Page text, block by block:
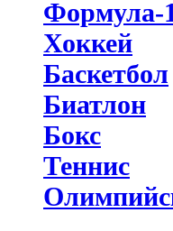
Формула-
Хоккей
Баскетбол
Биатлон
Бокс
Теннис